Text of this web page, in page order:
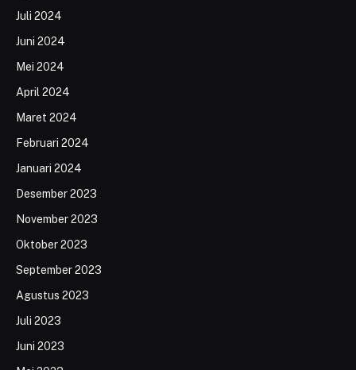
Juli 2024
Juni 2024
Mei 2024
April 2024
Maret 2024
Februari 2024
Januari 2024
Desember 2023
November 2023
Oktober 2023
September 2023
Agustus 2023
Juli 2023
Juni 2023